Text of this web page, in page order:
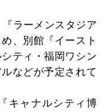
ラーメンスタジア
、別館『イースト
ティ・福岡ワシン
などが予定されて
キャナルシティ博